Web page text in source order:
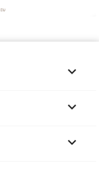


